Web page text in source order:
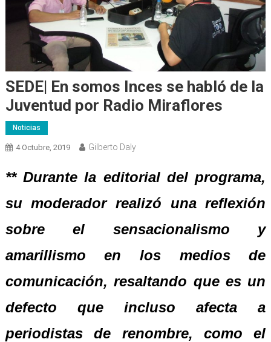
SEDE| En somos Inces se habló de la
Juventud por Radio Miraflores
Noticias
4 Octubre, 2019 Gilberto Daly
** Durante la editorial del programa,
su moderador realizó una reflexión
sobre el sensacionalismo y
amarillismo en los medios de
comunicación, resaltando que es un
defecto que incluso afecta a
periodistas de renombre, como el